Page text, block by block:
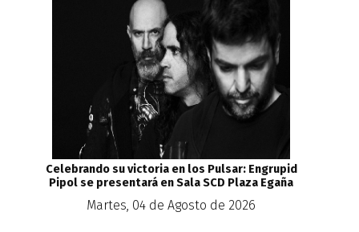
Celebrando su victoria en los Pulsar: Engrupid
Pipol se presentará en Sala SCD Plaza Egaña
Martes, 04 de Agosto de 2026